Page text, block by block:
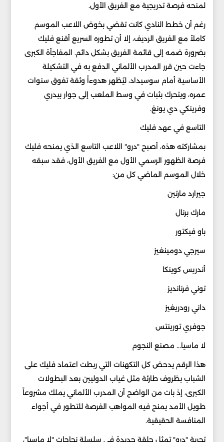
لمنحه فرصة تدريجية مع الفريق الأول.
رغم أن خطط النادي كانت تقضي بخوض اللاعب الموسم
كاملاً مع الفريق الرديف، إلا أن تطوره السريع أقنع فليك
بضرورة ضمه إلى قائمة الفريق بشكل دائم. المفاجأة الكبرى
جاءت حين قرر المدرب الألماني الدفع به في التشكيلة
الأساسية أمام سوسيداد، ليُظهر هدوءاً وثقة تفوق سنوات
عمره، ويتحرك بثبات في وسط الملعب إلى جوار بيدري
وفرينكي دي يونغ.
التاسع في عهد فليك
بمشاركته هذه، أصبح "درو" اللاعب التاسع الذي يمنحه فليك
فرصة الظهور الرسمي الأول مع الفريق الأول، فقد سبقه
خلال الموسم الماضي كل من:
جيرارد مارتين
مارك برنال
باو فيكتور
سيرجي دومينغيز
أندريس كوينكا
توني فرنانديز
داني رودريغيز
جوفري تورينتس
لا ماسيا... مصنع النجوم
هذا الرقم يدحض كل التكهنات التي ربطت اعتماد فليك على
الشباب بظروف طارئة مثل غياب الدوليين بعد البطولات
الكبرى، إذ بات من الواضح أن المدرب الألماني يملك مشروعاً
طويل الأمد يمنح فيه المواهب الفرصة للتطور في أجواء
المنافسة الحقيقية.
تجربة "درو" تمثل حلقة جديدة في سلسلة نجاحات "لا ماسيا"،